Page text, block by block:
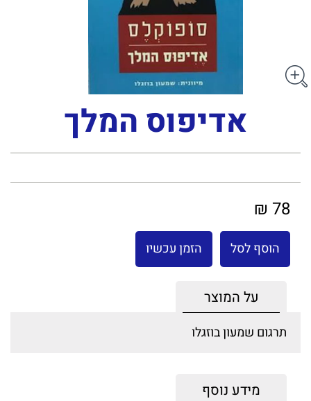
אדיפוס המלך
78 ₪
הוסף לסל הזמן עכשיו
על המוצר
תרגום שמעון בוזגלו
מידע נוסף